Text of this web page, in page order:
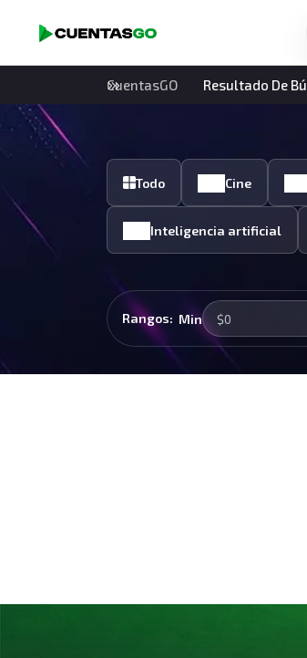
CuentasGO Resultado De
Todo Cine
Inteligencia artificial
Rangos: Min